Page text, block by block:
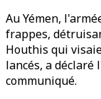
Au Yémen,
frappes,
Houthis qui
lancés, a déclaré
communiqué.